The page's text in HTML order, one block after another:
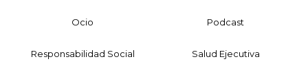
Ocio Podcast
Responsabilidad Social Salud Ejecutiva